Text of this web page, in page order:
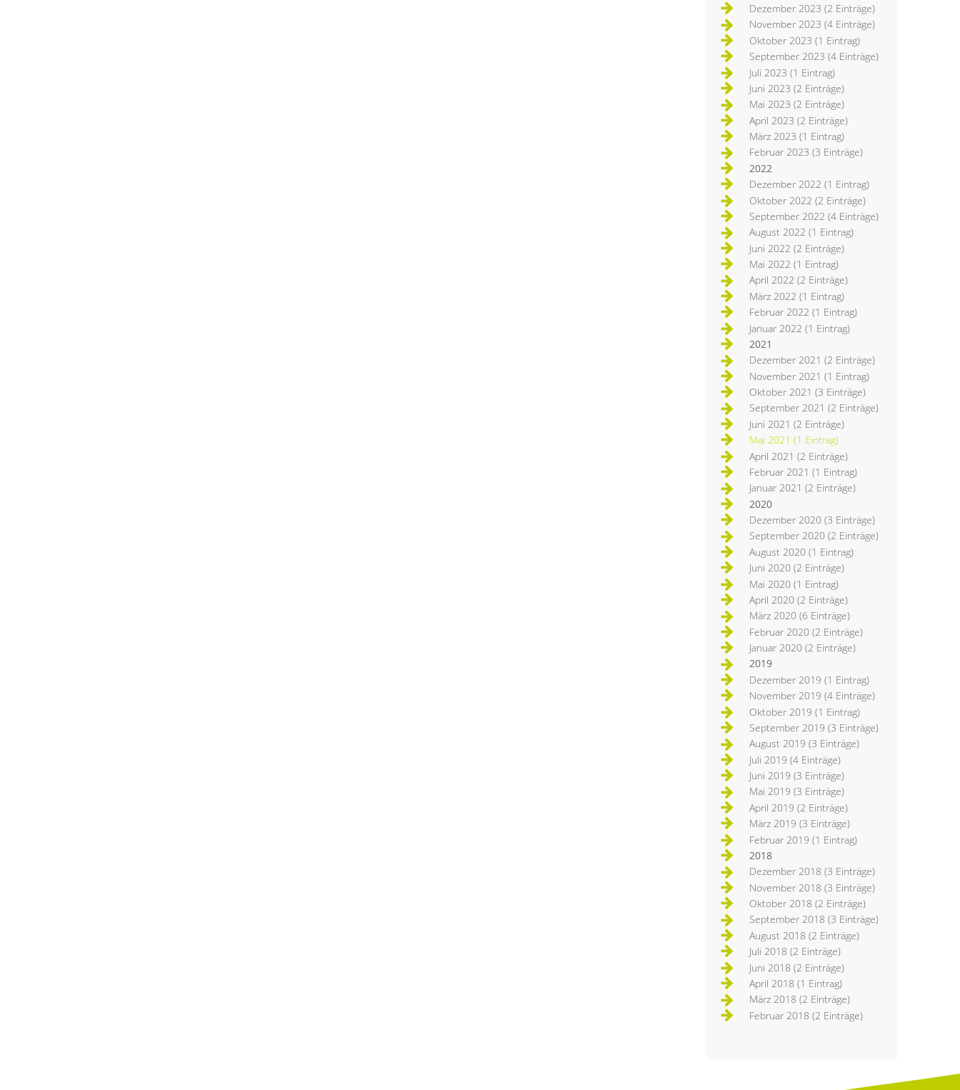
Dezember 2023 (2 Einträge)
November 2023 (4 Einträge)
Oktober 2023 (1 Eintrag)
September 2023 (4 Einträge)
Juli 2023 (1 Eintrag)
Juni 2023 (2 Einträge)
Mai 2023 (2 Einträge)
April 2023 (2 Einträge)
März 2023 (1 Eintrag)
Februar 2023 (3 Einträge)
2022
Dezember 2022 (1 Eintrag)
Oktober 2022 (2 Einträge)
September 2022 (4 Einträge)
August 2022 (1 Eintrag)
Juni 2022 (2 Einträge)
Mai 2022 (1 Eintrag)
April 2022 (2 Einträge)
März 2022 (1 Eintrag)
Februar 2022 (1 Eintrag)
Januar 2022 (1 Eintrag)
2021
Dezember 2021 (2 Einträge)
November 2021 (1 Eintrag)
Oktober 2021 (3 Einträge)
September 2021 (2 Einträge)
Juni 2021 (2 Einträge)
Mai 2021 (1 Eintrag)
April 2021 (2 Einträge)
Februar 2021 (1 Eintrag)
Januar 2021 (2 Einträge)
2020
Dezember 2020 (3 Einträge)
September 2020 (2 Einträge)
August 2020 (1 Eintrag)
Juni 2020 (2 Einträge)
Mai 2020 (1 Eintrag)
April 2020 (2 Einträge)
März 2020 (6 Einträge)
Februar 2020 (2 Einträge)
Januar 2020 (2 Einträge)
2019
Dezember 2019 (1 Eintrag)
November 2019 (4 Einträge)
Oktober 2019 (1 Eintrag)
September 2019 (3 Einträge)
August 2019 (3 Einträge)
Juli 2019 (4 Einträge)
Juni 2019 (3 Einträge)
Mai 2019 (3 Einträge)
April 2019 (2 Einträge)
März 2019 (3 Einträge)
Februar 2019 (1 Eintrag)
2018
Dezember 2018 (3 Einträge)
November 2018 (3 Einträge)
Oktober 2018 (2 Einträge)
September 2018 (3 Einträge)
August 2018 (2 Einträge)
Juli 2018 (2 Einträge)
Juni 2018 (2 Einträge)
April 2018 (1 Eintrag)
März 2018 (2 Einträge)
Februar 2018 (2 Einträge)